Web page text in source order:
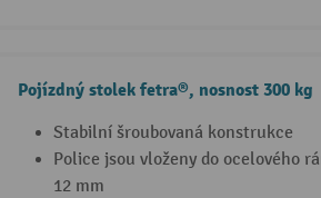
Pojízdný stolek fetra®, nosnost 300 kg
Stabilní šroubovaná konstrukce
Police jsou vloženy do ocelového
12 mm